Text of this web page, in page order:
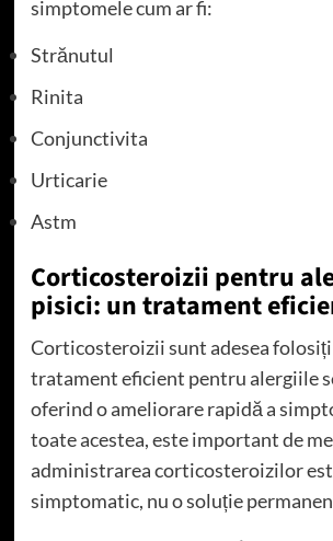
simptomele cum ar fi:
Strănutul
Rinita
Conjunctivita
Urticarie
Astm
Corticosteroizii pentru
pisici: un tratament
Corticosteroizii sunt adesea folosiți
tratament eficient pentru alergiile
oferind o ameliorare rapidă a
toate acestea, este important de
administrarea corticosteroizilor
simptomatic, nu o soluție